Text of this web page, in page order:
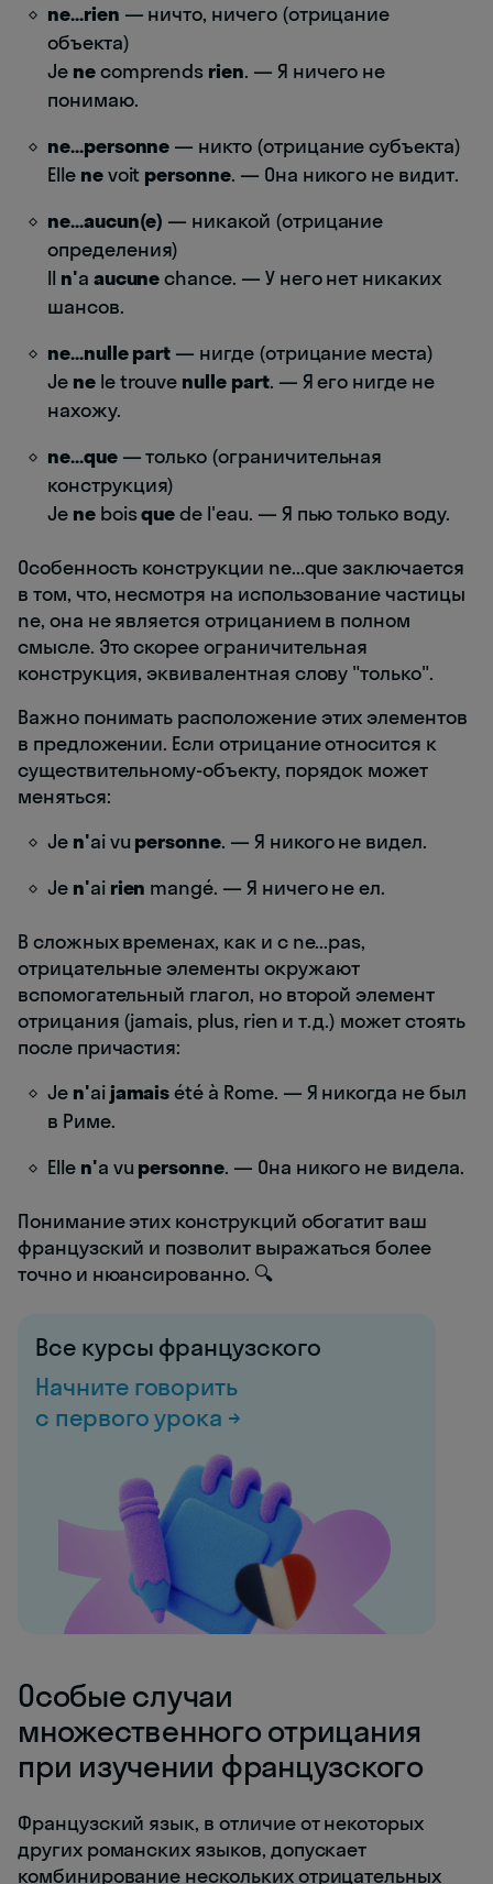
ne...rien — ничто, ничего (отрицание
объекта)
Je necomprends rien. — Я ничего не
понимаю.
ne...personne — никто (отрицание субъекта)
Elle nevoit personne. — Она никого не видит.
ne...aucun(e) — никакой (отрицание
определения)
Il n'a aucunechance. — У него нет никаких
шансов.
ne...nulle part — нигде (отрицание места)
Je nele trouve nulle part. — Я его нигде не
нахожу.
ne...que— только (ограничительная
конструкция)
Je neboisquede l'eau. — Я пью только воду.
Особенность конструкции ne...que заключается
в том, что, несмотря на использование частицы
ne, она не является отрицанием в полном
смысле. Это скорее ограничительная
конструкция, эквивалентная слову "только".
Важно понимать расположение этих элементов
в предложении. Если отрицание относится к
существительному-объекту, порядок может
меняться:
Je n'ai vu personne. — Я никого не видел.
Je n'ai rien mangé. — Я ничего не ел.
В сложных временах, как и с ne...pas,
отрицательные элементы окружают
вспомогательный глагол, но второй элемент
отрицания (jamais, plus, rien и т.д.) может стоять
после причастия:
Je n'aijamaisété à Rome. — Я никогда не был
в Риме.
Elle n'a vu personne. — Она никого не видела.
Понимание этих конструкций обогатит ваш
французский и позволит выражаться более
точно и нюансированно. 🔍
Все курсы французского
Начните говорить
с первого урока →
Особые случаи
множественного отрицания
при изучении французского
Французский язык, в отличие от некоторых
других романских языков, допускает
комбинирование нескольких отрицательных